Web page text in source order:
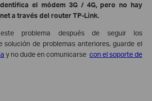
el módem 3G / 4G, pero no hay
a través del router TP-Link.
problema después de seguir los
solución de problemas anteriores, guarde el
y no dude en comunicarse con el soporte de